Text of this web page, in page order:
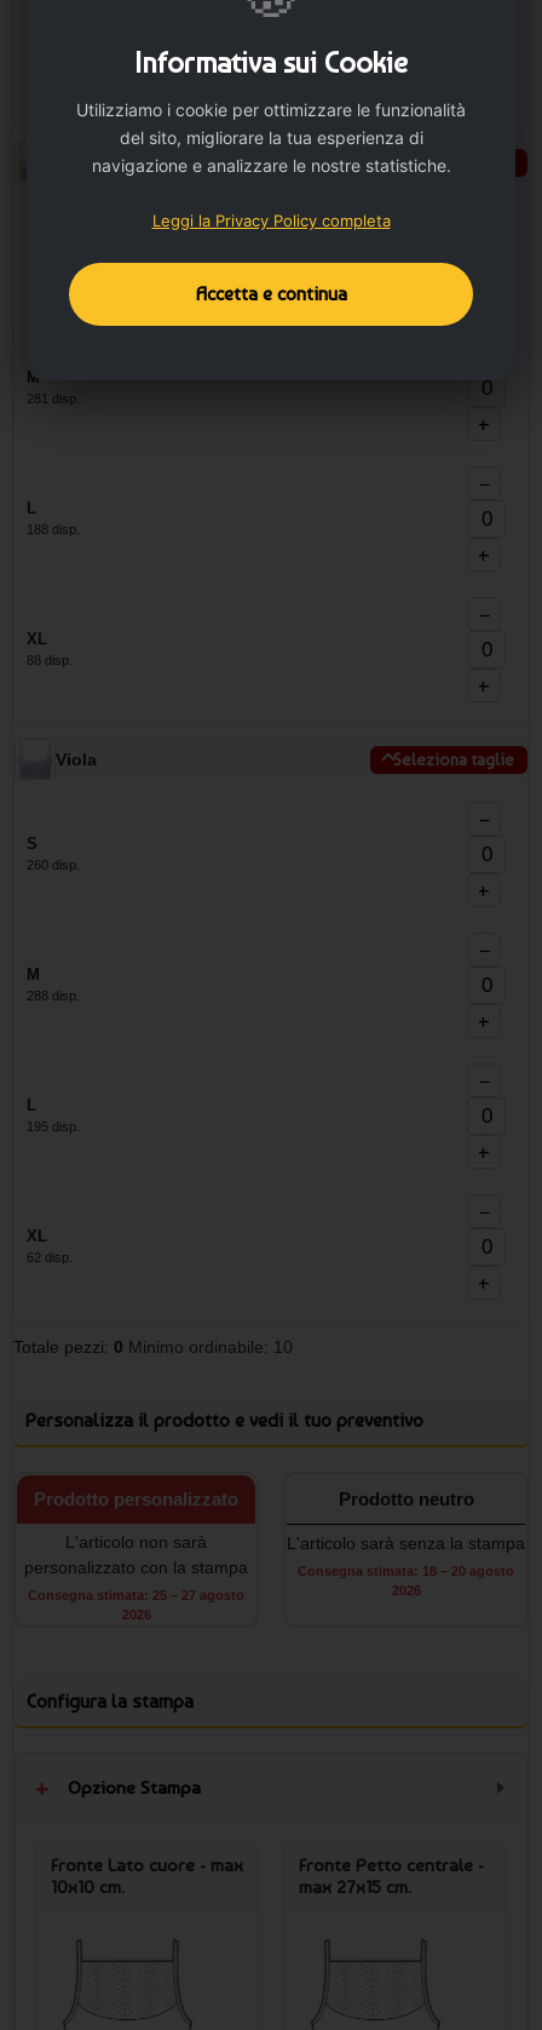
Verde Seleziona taglie
273 disp.
M
281 disp.
+
L
188 disp.
−
+
XL
88 disp.
−
+
Viola Seleziona taglie
S
260 disp.
−
+
M
288 disp.
−
+
L
195 disp.
−
+
XL
62 disp.
−
+
Totale pezzi: 0 Minimo ordinabile: 10
Personalizza il prodotto e vedi il tuo preventivo
Prodotto personalizzato
L'articolo non sarà
personalizzato con la stampa
Consegna stimata: 25 – 27 agosto
2026
Prodotto neutro
L'articolo sarà senza la stampa
Consegna stimata: 18 – 20 agosto
2026
Configura la stampa
Opzione Stampa
Fronte Lato cuore - max
10x10 cm.
Fronte Petto centrale -
max 27x15 cm.
Informativa sui Cookie
Utilizziamo i cookie per ottimizzare le funzionalità
del sito, migliorare la tua esperienza di
navigazione e analizzare le nostre statistiche.
Leggi la Privacy Policy completa
Accetta e continua